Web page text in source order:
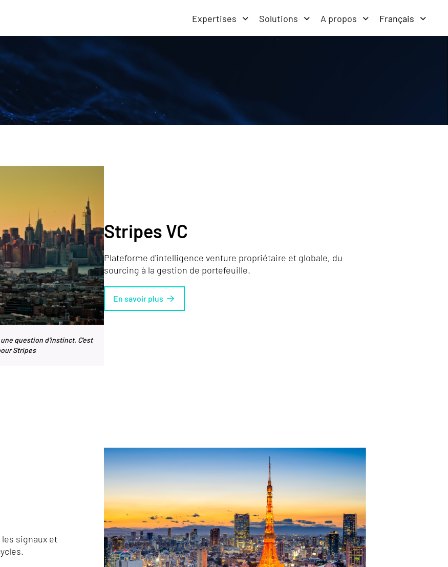
Expertises Solutions A propos Français
question d'instinct. C'est
Stripes
Stripes VC
Plateforme d'intelligence venture propriétaire et globale, du
sourcing à la gestion de portefeuille.
En savoir plus
signaux et